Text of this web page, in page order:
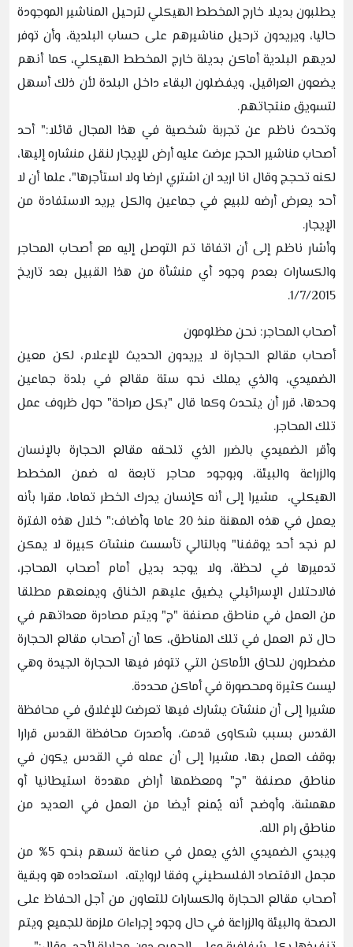
يطلبون بديلا خارج المخطط الهيكلي لترحيل المناشير الموجودة
حاليا، ويريدون ترحيل مناشيرهم على حساب البلدية، وأن توفر
لديهم البلدية أماكن بديلة خارج المخطط الهيكلي، كما أنهم
يضعون العراقيل، ويفضلون البقاء داخل البلدة لأن ذلك أسهل
لتسويق منتجاتهم.
وتحدث ناظم عن تجربة شخصية في هذا المجال قائلا:" أحد
أصحاب مناشير الحجر عرضت عليه أرض للإيجار لنقل منشاره إليها،
لكنه تحجج وقال انا اريد ان اشتري ارضا ولا استأجرها"، علما أن لا
أحد يعرض أرضه للبيع في جماعين والكل يريد الاستفادة من
الإيجار.
وأشار ناظم إلى أن اتفاقا تم التوصل إليه مع أصحاب المحاجر
والكسارات بعدم وجود أي منشأة من هذا القبيل بعد تاريخ
1/7/2015.
أصحاب المحاجر: نحن مظلومون
أصحاب مقالع الحجارة لا يريدون الحديث للإعلام، لكن معين
الضميدي، والذي يملك نحو ستة مقالع في بلدة جماعين
وحدها، قرر أن يتحدث وكما قال "بكل صراحة" حول ظروف عمل
تلك المحاجر.
وأقر الضميدي بالضرر الذي تلحقه مقالع الحجارة بالإنسان
والزراعة والبيئة، وبوجود محاجر تابعة له ضمن المخطط
الهيكلي، مشيرا إلى أنه كإنسان يدرك الخطر تماما، مقرا بأنه
يعمل في هذه المهنة منذ 20 عاما وأضاف:" خلال هذه الفترة
لم نجد أحد يوقفنا" وبالتالي تأسست منشآت كبيرة لا يمكن
تدميرها في لحظة، ولا يوجد بديل أمام أصحاب المحاجر،
فالاحتلال الإسرائيلي يضيق عليهم الخناق ويمنعهم مطلقا
من العمل في مناطق مصنفة "ج" ويتم مصادرة معداتهم في
حال تم العمل في تلك المناطق، كما أن أصحاب مقالع الحجارة
مضطرون للحاق الأماكن التي تتوفر فيها الحجارة الجيدة وهي
ليست كثيرة ومحصورة في أماكن محددة.
مشيرا إلى أن منشآت يشارك فيها تعرضت للإغلاق في محافظة
القدس بسبب شكاوى قدمت، وأصدرت محافظة القدس قرارا
بوقف العمل بها، مشيرا إلى أن عمله في القدس يكون في
مناطق مصنفة "ج" ومعظمها أراض مهددة استيطانيا أو
مهمشة، وأوضح أنه يُمنع أيضا من العمل في العديد من
مناطق رام الله.
ويبدي الضميدي الذي يعمل في صناعة تسهم بنحو 5% من
مجمل الاقتصاد الفلسطيني وفقا لروايته، استعداده هو وبقية
أصحاب مقالع الحجارة والكسارات للتعاون من أجل الحفاظ على
الصحة والبيئة والزراعة في حال وجود إجراءات ملزمة للجميع ويتم